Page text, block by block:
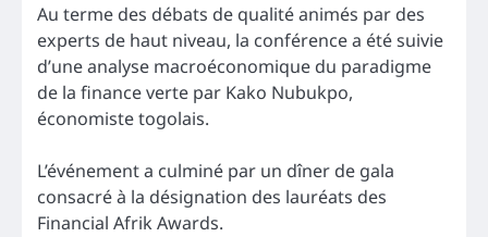
Au terme des débats de qualité animés par des
experts de haut niveau, la conférence a été suivie
d’une analyse macroéconomique du paradigme
de la finance verte par Kako Nubukpo,
économiste togolais.
L’événement a culminé par un dîner de gala
consacré à la désignation des lauréats des
Financial Afrik Awards.